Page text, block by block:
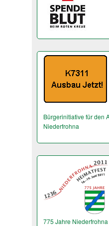
Bürgerinitiative für den
Niederfrohna
775 Jahre Niederfrohna